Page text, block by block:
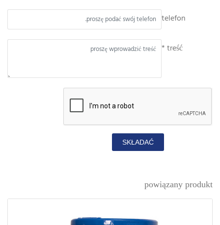
telefon
treść *
SKŁADAĆ
powiązany produkt